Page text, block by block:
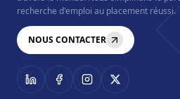
recherche d'emploi au placement réussi.
NOUS CONTACTER